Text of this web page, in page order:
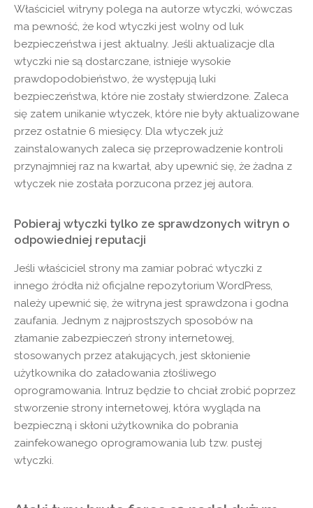
Właściciel witryny polega na autorze wtyczki, wówczas
ma pewność, że kod wtyczki jest wolny od luk
bezpieczeństwa i jest aktualny. Jeśli aktualizacje dla
wtyczki nie są dostarczane, istnieje wysokie
prawdopodobieństwo, że występują luki
bezpieczeństwa, które nie zostały stwierdzone. Zaleca
się zatem unikanie wtyczek, które nie były aktualizowane
przez ostatnie 6 miesięcy. Dla wtyczek już
zainstalowanych zaleca się przeprowadzenie kontroli
przynajmniej raz na kwartał, aby upewnić się, że żadna z
wtyczek nie została porzucona przez jej autora.
Pobieraj wtyczki tylko ze sprawdzonych witryn o
odpowiedniej reputacji
Jeśli właściciel strony ma zamiar pobrać wtyczki z
innego źródła niż oficjalne repozytorium WordPress,
należy upewnić się, że witryna jest sprawdzona i godna
zaufania. Jednym z najprostszych sposobów na
złamanie zabezpieczeń strony internetowej,
stosowanych przez atakujących, jest skłonienie
użytkownika do załadowania złośliwego
oprogramowania. Intruz będzie to chciał zrobić poprzez
stworzenie strony internetowej, która wygląda na
bezpieczną i skłoni użytkownika do pobrania
zainfekowanego oprogramowania lub tzw. pustej
wtyczki.